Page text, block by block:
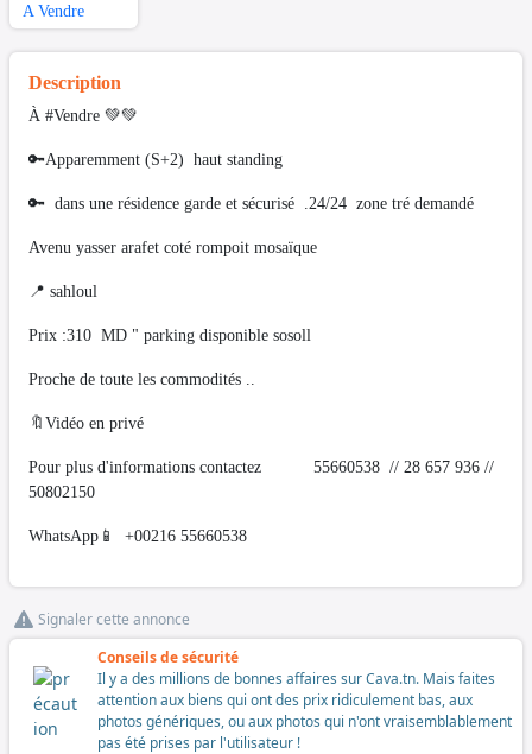
A Vendre
Description
À #Vendre 💚💚
🔑Apparemment (S+2) haut standing
🔑 dans une résidence garde et sécurisé .24/24 zone tré demandé
Avenu yasser arafet coté rompoit mosaïque
📍 sahloul
Prix :310 MD " parking disponible sosoll
Proche de toute les commodités ..
🔖Vidéo en privé
Pour plus d'informations contactez 55660538 // 28 657 936 //
50802150
WhatsApp📱 +00216 55660538
Signaler cette annonce
Conseils de sécurité
Il y a des millions de bonnes affaires sur Cava.tn. Mais faites
attention aux biens qui ont des prix ridiculement bas, aux
photos génériques, ou aux photos qui n'ont vraisemblablement
pas été prises par l'utilisateur !